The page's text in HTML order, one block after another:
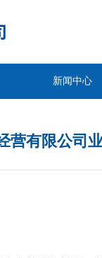
新闻中心
营有限公司